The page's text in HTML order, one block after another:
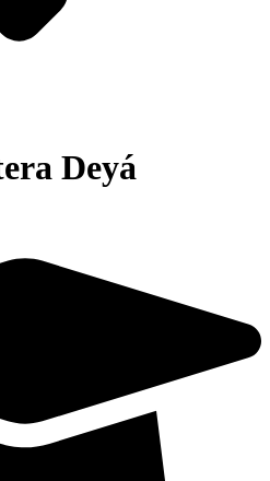
Deyá